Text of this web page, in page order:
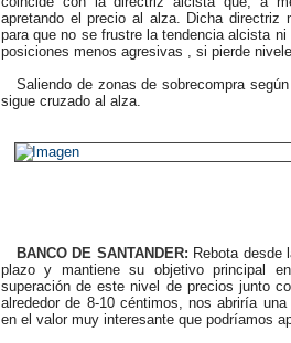
apretando el precio al alza. Dicha directriz
para que no se frustre la tendencia alcista
posiciones menos agresivas , si pierde
Saliendo de zonas de sobrecompra
sigue cruzado al alza.
BANCO DE SANTANDER: Rebota desde
plazo y mantiene su objetivo principal
superación de este nivel de precios junto
alrededor de 8-10 céntimos, nos abriría
en el valor muy interesante que podríamos